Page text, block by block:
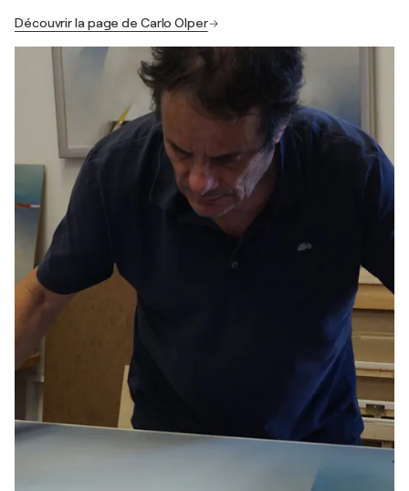
Découvrir la page de Carlo Olper